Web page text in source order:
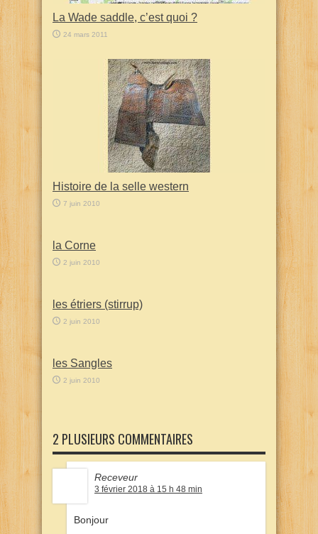
La Wade saddle, c’est quoi ?
24 mars 2011
Histoire de la selle western
7 juin 2010
la Corne
2 juin 2010
les étriers (stirrup)
2 juin 2010
les Sangles
2 juin 2010
2 PLUSIEURS COMMENTAIRES
Receveur
3 février 2018 à 15 h 48 min
Bonjour